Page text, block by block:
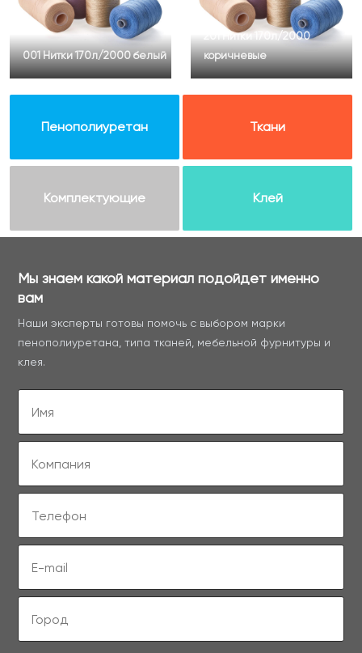
001 Нитки 170л/2000 белый
201 Нитки 170л/2000
коричневые
Пенополиуретан Ткани
Комплектующие Клей
Мы знаем какой материал подойдет именно
вам
Наши эксперты готовы помочь с выбором марки
пенополиуретана, типа тканей, мебельной фурнитуры и
клея.